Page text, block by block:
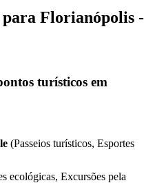
para Florianópolis -
turísticos em
(Passeios turísticos, Esportes
ecológicas, Excursões pela